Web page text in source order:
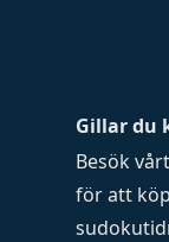
Gillar du
Besök
för att